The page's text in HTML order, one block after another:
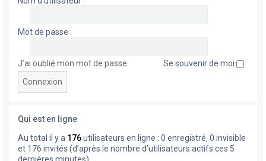
Mot de passe :
J’ai oublié mon mot de passe Se souvenir de moi
Qui est en ligne
Au total il y a 176utilisateurs en ligne : 0 enregistré, 0 invisible
et 176 invités (d’après le nombre d’utilisateurs actifs ces 5